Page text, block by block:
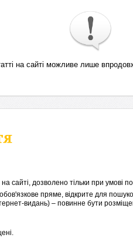
на сайті можливе лише
сайті, дозволено тільки при умові
пряме, відкрите для
видань) – повинне бути